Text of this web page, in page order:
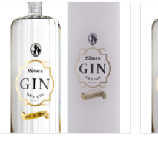
Optionen
Produktseite
gewählt
werden